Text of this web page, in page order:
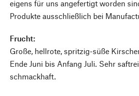
eigens für uns angefertigt worden
Produkte ausschließlich bei
Frucht:
Große, hellrote, spritzig-süße
Ende Juni bis Anfang Juli. Sehr
schmackhaft.